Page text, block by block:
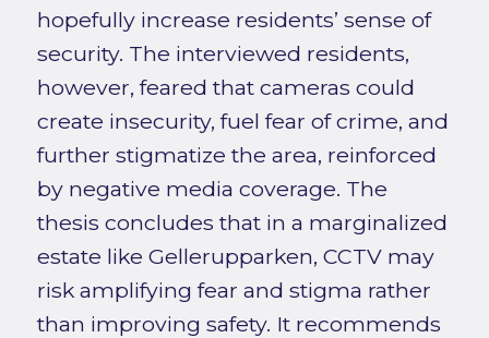
hopefully increase residents’ sense of
security. The interviewed residents,
however, feared that cameras could
create insecurity, fuel fear of crime, and
further stigmatize the area, reinforced
by negative media coverage. The
thesis concludes that in a marginalized
estate like Gellerupparken, CCTV may
risk amplifying fear and stigma rather
than improving safety. It recommends